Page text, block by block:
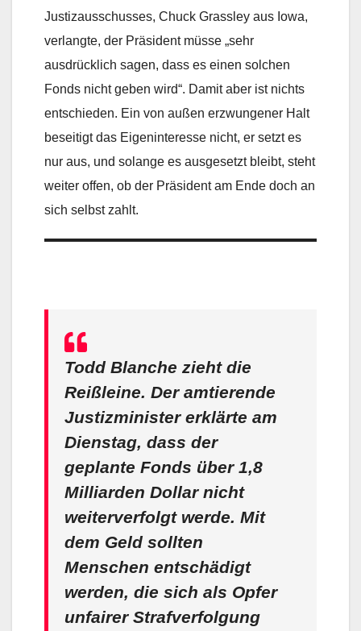
Justizausschusses, Chuck Grassley aus Iowa,
verlangte, der Präsident müsse „sehr
ausdrücklich sagen, dass es einen solchen
Fonds nicht geben wird“. Damit aber ist nichts
entschieden. Ein von außen erzwungener Halt
beseitigt das Eigeninteresse nicht, er setzt es
nur aus, und solange es ausgesetzt bleibt, steht
weiter offen, ob der Präsident am Ende doch an
sich selbst zahlt.
Todd Blanche zieht die
Reißleine. Der amtierende
Justizminister erklärte am
Dienstag, dass der
geplante Fonds über 1,8
Milliarden Dollar nicht
weiterverfolgt werde. Mit
dem Geld sollten
Menschen entschädigt
werden, die sich als Opfer
unfairer Strafverfolgung